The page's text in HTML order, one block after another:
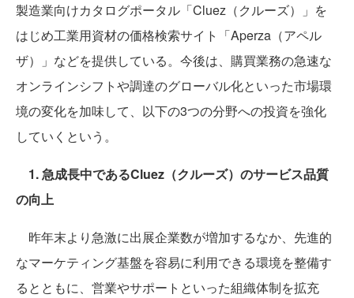
製造業向けカタログポータル「Cluez（クルーズ）」を
はじめ工業用資材の価格検索サイト「Aperza（アペル
ザ）」などを提供している。今後は、購買業務の急速な
オンラインシフトや調達のグローバル化といった市場環
境の変化を加味して、以下の3つの分野への投資を強化
していくという。
1. 急成長中であるCluez（クルーズ）のサービス品質
の向上
昨年末より急激に出展企業数が増加するなか、先進的
なマーケティング基盤を容易に利用できる環境を整備す
るとともに、営業やサポートといった組織体制を拡充